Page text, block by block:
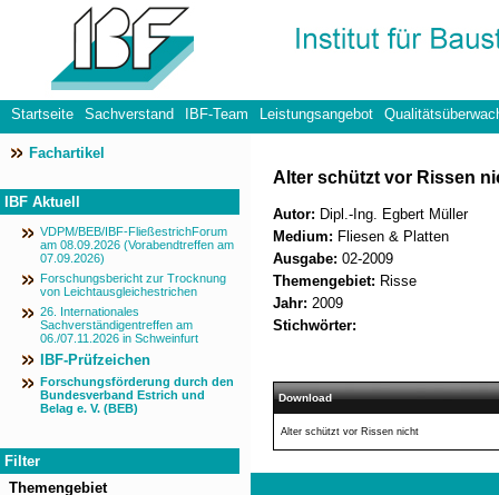
Startseite Sachverstand IBF-Team Leistungsangebot
Datenschutzerklärung
Fachartikel
IBF Aktuell
VDPM/BEB/IBF-FließestrichForum
am 08.09.2026 (Vorabendtreffen am
07.09.2026)
Forschungsbericht zur Trocknung
von Leichtausgleichestrichen
26. Internationales
Sachverständigentreffen am
06./07.11.2026 in Schweinfurt
IBF-Prüfzeichen
Forschungsförderung durch den
Bundesverband Estrich und
Belag e. V. (BEB)
Filter
Themengebiet
Alter schützt vor Rissen
Autor: Dipl.-Ing. Egbert Müller
Medium: Fliesen & Platten
Ausgabe: 02-2009
Themengebiet: Risse
Jahr: 2009
Stichwörter:
Download
Alter schützt vor Rissen nicht